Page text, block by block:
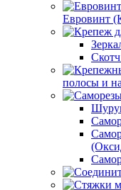
Евровинт
полосы и